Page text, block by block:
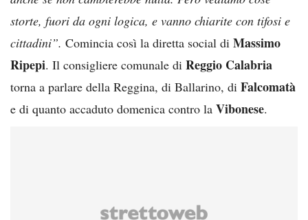
storte, fuori da ogni logica, e vanno chiarite con tifosi e
cittadini”. Comincia così la diretta social di Massimo
Ripepi. Il consigliere comunale di Reggio Calabria
torna a parlare della Reggina, di Ballarino, di Falcomatà
e di quanto accaduto domenica contro la Vibonese.